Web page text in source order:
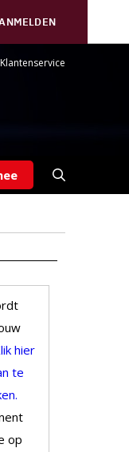
Klantenservice
hier
te
op